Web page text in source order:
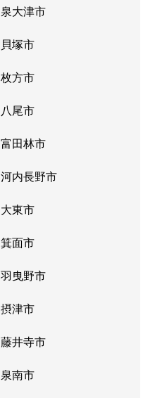
泉大津市
貝塚市
枚方市
八尾市
富田林市
河内長野市
大東市
箕面市
羽曳野市
摂津市
藤井寺市
泉南市